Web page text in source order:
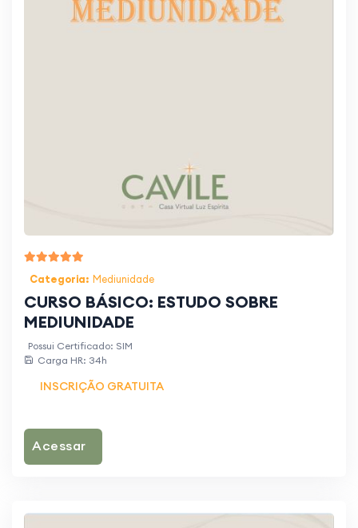
Categoria: Mediunidade
CURSO BÁSICO: ESTUDO SOBRE
MEDIUNIDADE
Possui Certificado: SIM
Carga HR: 34h
INSCRIÇÃO GRATUITA
Acessar